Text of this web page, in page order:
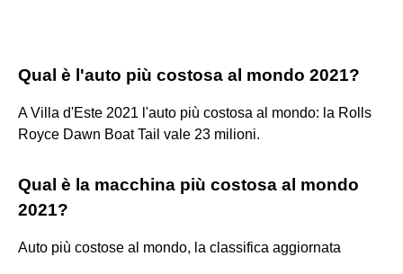
Qual è l'auto più costosa al mondo 2021?
A Villa d'Este 2021 l'auto più costosa al mondo: la Rolls
Royce Dawn Boat Tail vale 23 milioni.
Qual è la macchina più costosa al mondo
2021?
Auto più costose al mondo, la classifica aggiornata